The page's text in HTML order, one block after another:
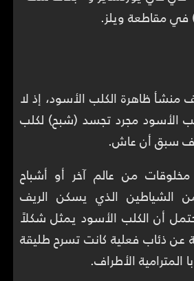
مقاطعة ويلز.
ظاهرة الكلب الأسود، إذ لا
الأسود مجرد تجسد (شبح) لكلب
سبق أن عاش.
من عالم آخر أو أشباح
الشياطين الذي يسكن الريف
أن الكلب الأسود يمثل شكلاً
عن ذئاب فعلية كانت تسرح طليقة
الأطراف.